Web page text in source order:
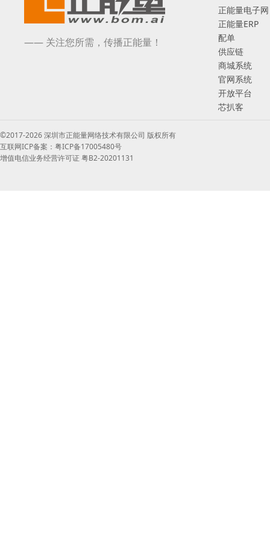
—— 关注您所需，传播正能量！
正能量电子网
正能量ERP
配单
供应链
商城系统
官网系统
开放平台
芯扒客
©2017-2026 深圳市正能量网络技术有限公司 版权所有
互联网ICP备案：粤ICP备17005480号
增值电信业务经营许可证 粤B2-20201131